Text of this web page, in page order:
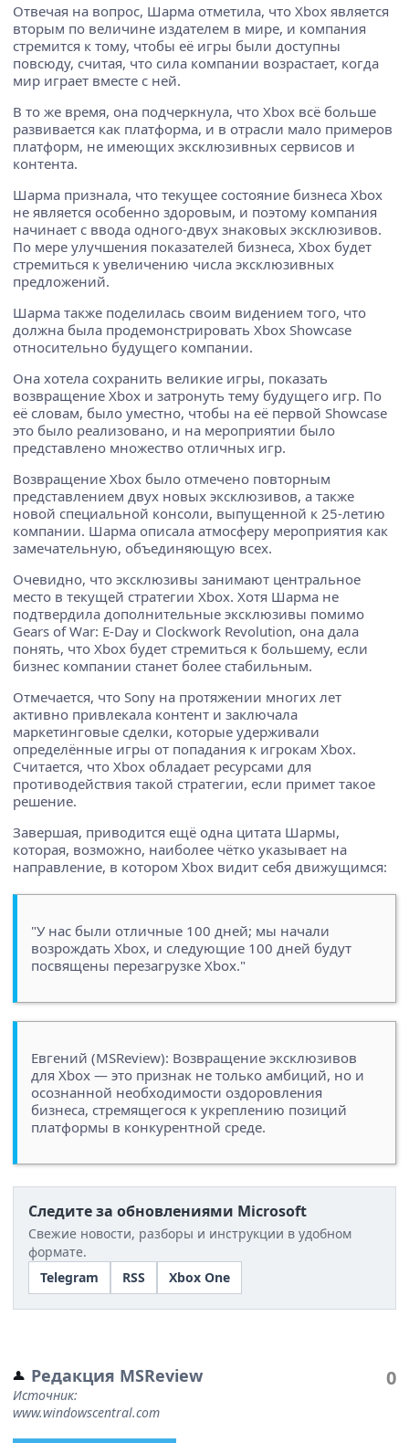
Отвечая на вопрос, Шарма отметила, что Xbox является
вторым по величине издателем в мире, и компания
стремится к тому, чтобы её игры были доступны
повсюду, считая, что сила компании возрастает, когда
мир играет вместе с ней.
В то же время, она подчеркнула, что Xbox всё больше
развивается как платформа, и в отрасли мало примеров
платформ, не имеющих эксклюзивных сервисов и
контента.
Шарма признала, что текущее состояние бизнеса Xbox
не является особенно здоровым, и поэтому компания
начинает с ввода одного-двух знаковых эксклюзивов.
По мере улучшения показателей бизнеса, Xbox будет
стремиться к увеличению числа эксклюзивных
предложений.
Шарма также поделилась своим видением того, что
должна была продемонстрировать Xbox Showcase
относительно будущего компании.
Она хотела сохранить великие игры, показать
возвращение Xbox и затронуть тему будущего игр. По
её словам, было уместно, чтобы на её первой Showcase
это было реализовано, и на мероприятии было
представлено множество отличных игр.
Возвращение Xbox было отмечено повторным
представлением двух новых эксклюзивов, а также
новой специальной консоли, выпущенной к 25-летию
компании. Шарма описала атмосферу мероприятия как
замечательную, объединяющую всех.
Очевидно, что эксклюзивы занимают центральное
место в текущей стратегии Xbox. Хотя Шарма не
подтвердила дополнительные эксклюзивы помимо
Gears of War: E-Day и Clockwork Revolution, она дала
понять, что Xbox будет стремиться к большему, если
бизнес компании станет более стабильным.
Отмечается, что Sony на протяжении многих лет
активно привлекала контент и заключала
маркетинговые сделки, которые удерживали
определённые игры от попадания к игрокам Xbox.
Считается, что Xbox обладает ресурсами для
противодействия такой стратегии, если примет такое
решение.
Завершая, приводится ещё одна цитата Шармы,
которая, возможно, наиболее чётко указывает на
направление, в котором Xbox видит себя движущимся:
"У нас были отличные 100 дней; мы начали
возрождать Xbox, и следующие 100 дней будут
посвящены перезагрузке Xbox."
Евгений (MSReview): Возвращение эксклюзивов
для Xbox — это признак не только амбиций, но и
осознанной необходимости оздоровления
бизнеса, стремящегося к укреплению позиций
платформы в конкурентной среде.
Следите за обновлениями Microsoft
Свежие новости, разборы и инструкции в удобном
формате.
Telegram
RSS Xbox One
Редакция MSReview
Источник:
www.windowscentral.com
0